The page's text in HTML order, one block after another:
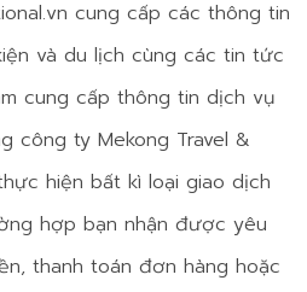
cung cấp các thông tin
và du lịch cùng các tin tức
cung cấp thông tin dịch vụ
công ty Mekong Travel &
hiện bất kì loại giao dịch
hợp bạn nhận được yêu
thanh toán đơn hàng hoặc